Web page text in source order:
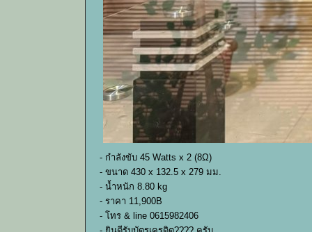
- กำลังขับ 45 Watts x 2 (8Ω)
- ขนาด 430 x 132.5 x 279 มม.
- น้ำหนัก 8.80 kg
- ราคา 11,900B
- โทร & line 0615982406